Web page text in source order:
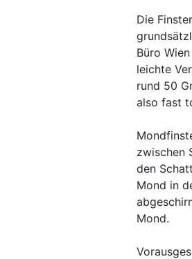
Die
Büro
leichte
rund 50
also fast
zwischen
den
Mond in
Mond.